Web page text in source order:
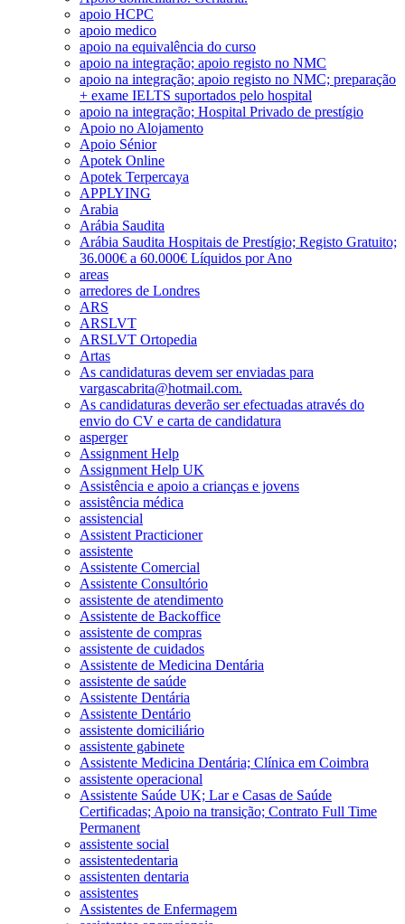
apoio HCPC
apoio medico
apoio na equivalência do curso
apoio na integração; apoio registo no NMC
apoio na integração; apoio registo no NMC; preparação
+ exame IELTS suportados pelo hospital
apoio na integração; Hospital Privado de prestígio
Apoio no Alojamento
Apoio Sénior
Apotek Online
Apotek Terpercaya
APPLYING
Arabia
Arábia Saudita
Arábia Saudita Hospitais de Prestígio; Registo Gratuito;
36.000€ a 60.000€ Líquidos por Ano
areas
arredores de Londres
ARS
ARSLVT
ARSLVT Ortopedia
Artas
As candidaturas devem ser enviadas para
vargascabrita@hotmail.com.
As candidaturas deverão ser efectuadas através do
envio do CV e carta de candidatura
asperger
Assignment Help
Assignment Help UK
Assistência e apoio a crianças e jovens
assistência médica
assistencial
Assistent Practicioner
assistente
Assistente Comercial
Assistente Consultório
assistente de atendimento
Assistente de Backoffice
assistente de compras
assistente de cuidados
Assistente de Medicina Dentária
assistente de saúde
Assistente Dentária
Assistente Dentário
assistente domiciliário
assistente gabinete
Assistente Medicina Dentária; Clínica em Coimbra
assistente operacional
Assistente Saúde UK; Lar e Casas de Saúde
Certificadas; Apoio na transição; Contrato Full Time
Permanent
assistente social
assistentedentaria
assistenten dentaria
assistentes
Assistentes de Enfermagem